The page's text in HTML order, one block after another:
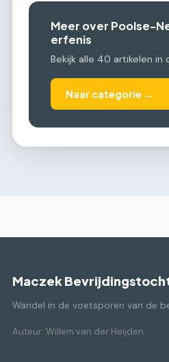
Meer over Poolse-
erfenis
Bekijk alle 40 artikelen in
Naar categorie →
Maczek
Wandel in de voetsporen van de
Auteur: Willem van der Heijden